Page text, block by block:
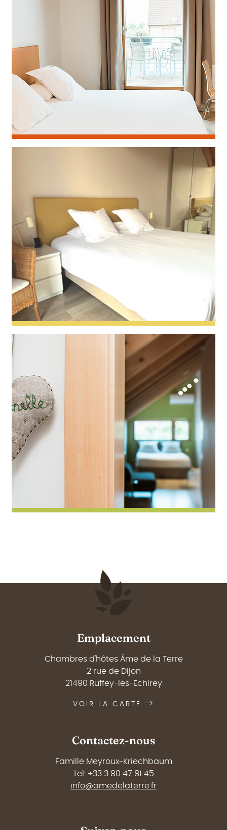
Emplacement
Chambres d'hôtes Âme de la Terre
2 rue de Dijon
21490 Ruffey-les-Echirey
VOIR LA CARTE
Contactez-nous
Famille Meyroux-Kriechbaum
Tel: +33 3 80 47 81 45
info@amedelaterre.fr